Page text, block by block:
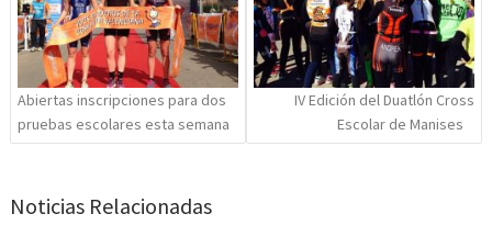
Abiertas inscripciones para dos
pruebas escolares esta semana
IV Edición del Duatlón Cross
Escolar de Manises
Noticias Relacionadas